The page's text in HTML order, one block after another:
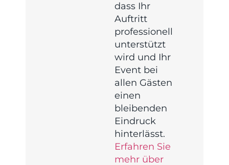
dass Ihr
Auftritt
professionell
unterstützt
wird und Ihr
Event bei
allen Gästen
einen
bleibenden
Eindruck
hinterlässt.
Erfahren Sie
mehr über